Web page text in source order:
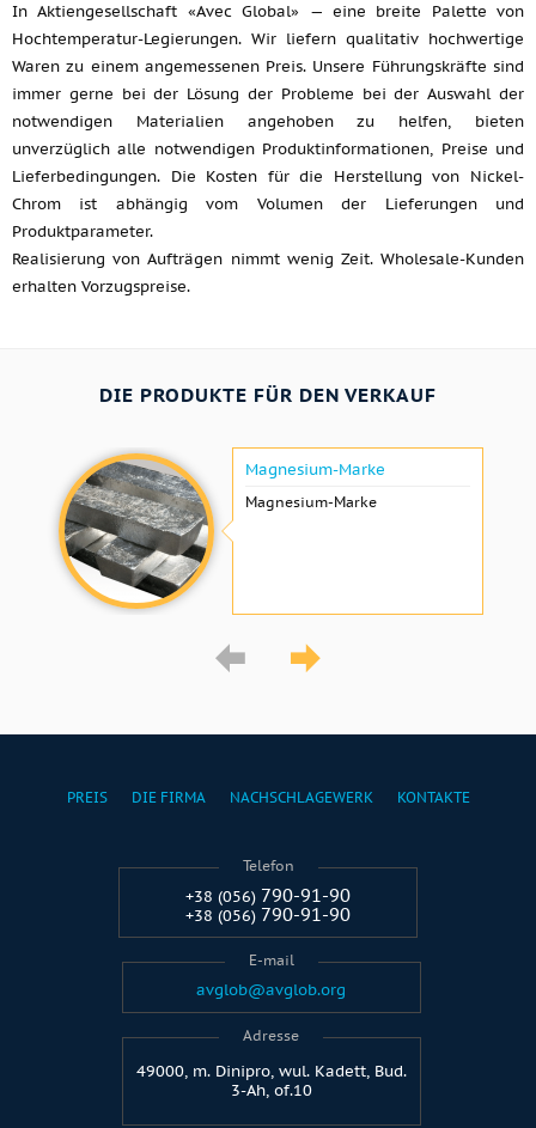
In Aktiengesellschaft «Avec Global» — eine breite Palette von
Hochtemperatur-Legierungen. Wir liefern qualitativ hochwertige
Waren zu einem angemessenen Preis. Unsere Führungskräfte sind
immer gerne bei der Lösung der Probleme bei der Auswahl der
notwendigen Materialien angehoben zu helfen, bieten
unverzüglich alle notwendigen Produktinformationen, Preise und
Lieferbedingungen. Die Kosten für die Herstellung von Nickel-
Chrom ist abhängig vom Volumen der Lieferungen und
Produktparameter.
Realisierung von Aufträgen nimmt wenig Zeit. Wholesale-Kunden
erhalten Vorzugspreise.
DIE PRODUKTE FÜR DEN VERKAUF
Magnesium-Marke
Magnesium-Marke
PREIS DIE FIRMA NACHSCHLAGEWERK KONTAKTE
Telefon
+38 (056) 790-91-90
+38 (056) 790-91-90
E-mail
avglob@avglob.org
Adresse
49000, m. Dinipro, wul. Kadett, Bud.
3-Ah, of.10